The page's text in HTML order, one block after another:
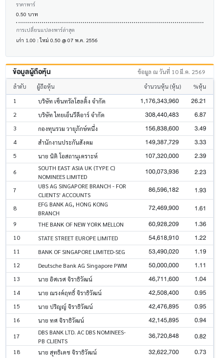
ราคาพาร์
0.50 บาท
การเปลี่ยนแปลงพาร์ล่าสุด
เก่า 1.00 : ใหม่ 0.50 @ 07 พ.ค. 2556
ข้อมูลผู้ถือหุ้น ข้อมูล ณ วันที่ 10 มี.ค. 2569
ลำดับ ผู้ถือหุ้น จำนวนหุ้น (หุ้น) %หุ้น
1 บริษัท เซ็นทรัลโฮลดิ้ง จำกัด 1,176,343,960 26.21
2 บริษัท ไทยเอ็นวีดีอาร์ จำกัด 308,440,483 6.87
3 กองทุนรวม วายุภักษ์หนึ่ง 156,838,600 3.49
4 สำนักงานประกันสังคม 149,387,729 3.33
5 นาย นิติ โอสถานุเคราะห์ 107,320,000 2.39
6
SOUTH EAST ASIA UK (TYPE C)
NOMINEES LIMITED
100,073,936 2.23
7
UBS AG SINGAPORE BRANCH - FOR
CLIENTS' ACCOUNTS
86,596,182 1.93
8
EFG BANK AG, HONG KONG
BRANCH
72,469,900 1.61
9 THE BANK OF NEW YORK MELLON 60,928,209 1.36
10 STATE STREET EUROPE LIMITED 54,618,910 1.22
11 BANK OF SINGAPORE LIMITED-SEG 53,490,020 1.19
12 Deutsche Bank AG Singapore PWM 50,000,000 1.11
13 นาย อิศเรศ จิราธิวัฒน์ 46,711,600 1.04
14 นาย ณรงค์ฤทธิ์ จิราธิวัฒน์ 42,508,400 0.95
15 นาย ปริญญ์ จิราธิวัฒน์ 42,476,895 0.95
16 นาย ทศ จิราธิวัฒน์ 42,145,895 0.94
17
DBS BANK LTD. AC DBS NOMINEES-
PB CLIENTS
36,720,848 0.82
18 นาย สุทธิเดช จิราธิวัฒน์ 32,622,700 0.73